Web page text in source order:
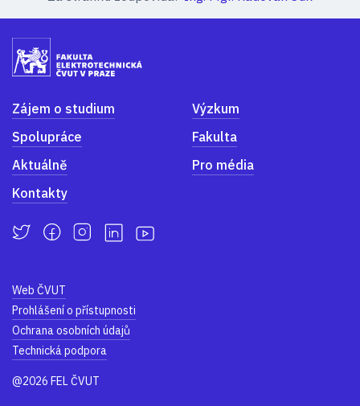
Zájem o studium
Výzkum
Spolupráce
Fakulta
Aktuálně
Pro média
Kontakty
Web ČVUT
Prohlášení o přístupnosti
Ochrana osobních údajů
Technická podpora
@2026 FEL ČVUT